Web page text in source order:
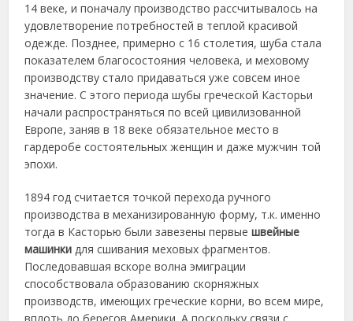
14 веке, и поначалу производство рассчитывалось на
удовлетворение потребностей в теплой красивой
одежде. Позднее, примерно с 16 столетия, шуба стала
показателем благосостояния человека, и меховому
производству стало придаваться уже совсем иное
значение. С этого периода шубы греческой Касторьи
начали распространяться по всей цивилизованной
Европе, заняв в 18 веке обязательное место в
гардеробе состоятельных женщин и даже мужчин той
эпохи.
1894 год считается точкой перехода ручного
производства в механизированную форму, т.к. именно
тогда в Касторью были завезены первыешвейные
машинки для сшивания меховых фрагментов.
Последовавшая вскоре волна эмиграции
способствовала образованию скорняжных
производств, имеющих греческие корни, во всем мире,